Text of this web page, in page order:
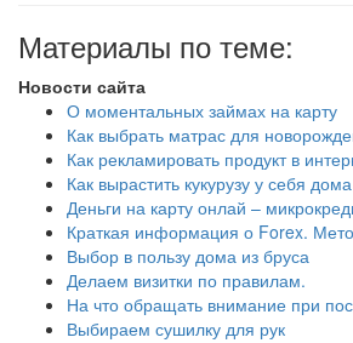
Материалы по теме:
Новости сайта
О моментальных займах на карту
Как выбрать матрас для
Как рекламировать продукт в
Как вырастить кукурузу у себя дома
Деньги на карту онлай –
Краткая информация о Forex.
Выбор в пользу дома из бруса
Делаем визитки по правилам.
На что обращать внимание при
Выбираем сушилку для рук